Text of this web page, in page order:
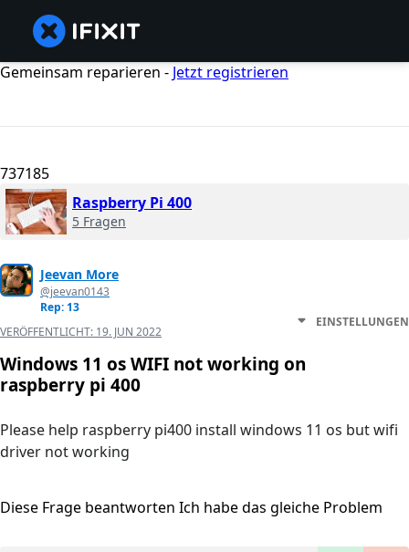
Gemeinsam reparieren - Jetzt registrieren
737185
Raspberry Pi 400
5 Fragen
Jeevan More
@jeevan0143
Rep: 13
VERÖFFENTLICHT: 19. JUN 2022
EINSTELLUNGEN
Windows 11 os WIFI not working on
raspberry pi 400
Please help raspberry pi400 install windows 11 os but wifi
driver not working
Diese Frage beantworten Ich habe das gleiche Problem